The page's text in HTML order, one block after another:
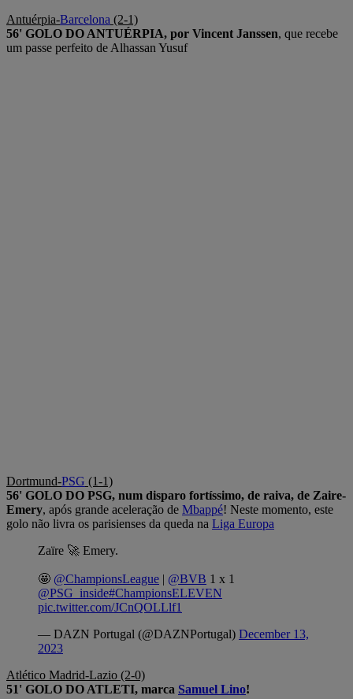
Antuérpia-Barcelona (2-1)
56' GOLO DO ANTUÉRPIA, por Vincent Janssen, que recebe
um passe perfeito de Alhassan Yusuf
Dortmund-PSG (1-1)
56' GOLO DO PSG, num disparo fortíssimo, de raiva, de Zaire-
Emery, após grande aceleração de Mbappé! Neste momento, este
golo não livra os parisienses da queda na Liga Europa
Zaïre 🚀 Emery.
🤩 @ChampionsLeague | @BVB 1 x 1
@PSG_inside#ChampionsELEVEN
pic.twitter.com/JCnQOLLlf1
— DAZN Portugal (@DAZNPortugal) December 13,
2023
Atlético Madrid-Lazio (2-0)
51' GOLO DO ATLETI, marca Samuel Lino!